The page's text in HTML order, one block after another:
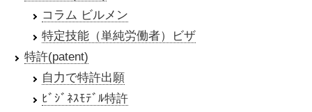
コラム ビルメン
特定技能（単純労働者）ビザ
特許(patent)
自力で特許出願
ﾋﾞｼﾞﾈｽﾓﾃﾞﾙ特許